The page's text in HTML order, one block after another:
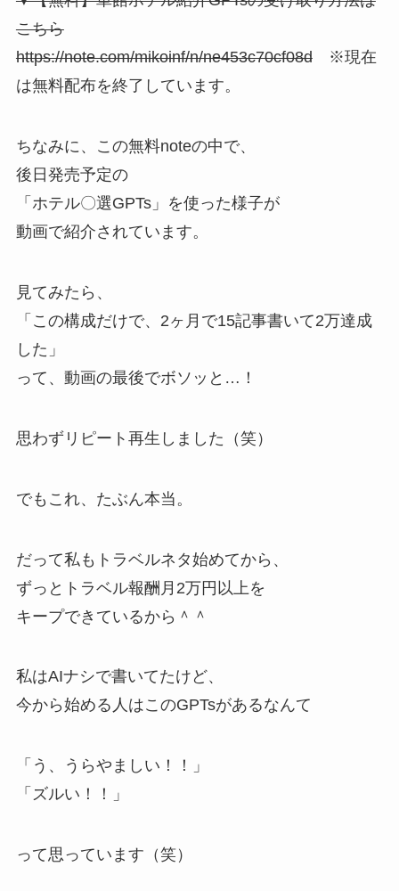
こちら
https://note.com/mikoinf/n/ne453c70cf08d※現在
は無料配布を終了しています。
ちなみに、この無料noteの中で、
後日発売予定の
「ホテル〇選GPTs」を使った様子が
動画で紹介されています。
見てみたら、
「この構成だけで、2ヶ月で15記事書いて2万達成
した」
って、動画の最後でボソッと…！
思わずリピート再生しました（笑）
でもこれ、たぶん本当。
だって私もトラベルネタ始めてから、
ずっとトラベル報酬月2万円以上を
キープできているから＾＾
私はAIナシで書いてたけど、
今から始める人はこのGPTsがあるなんて
「う、うらやましい！！」
「ズルい！！」
って思っています（笑）